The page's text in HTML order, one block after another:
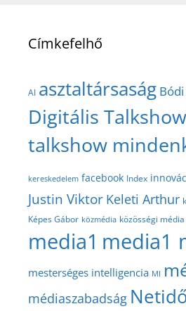
Címkefelhő
AI asztaltársaság
Digitális Talkshow
talkshow
kereskedelem facebook Index
Justin Viktor Keleti Arthur
Képes Gábor közmédia közösségi média
media1 media1
mesterséges intelligencia MI
médiaszabadság